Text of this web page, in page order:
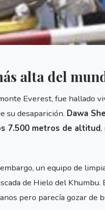
alta del
Everest, fue hallado
su desaparición. Dawa
7.500 metros de altitud,
un equipo de
de Hielo del Khumbu.
pero parecía gozar de